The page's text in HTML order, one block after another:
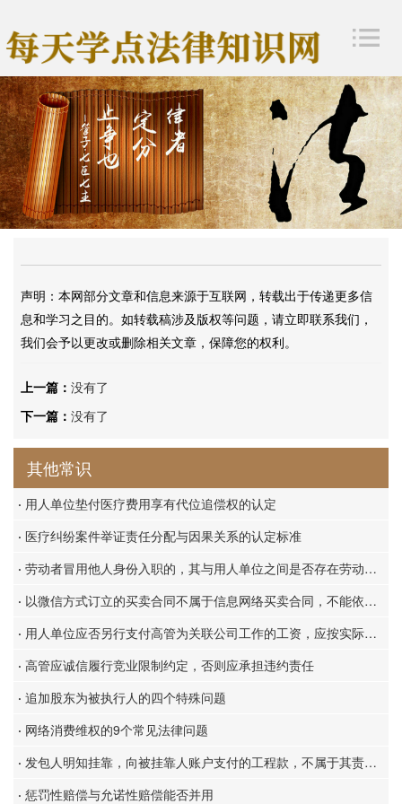
声明：本网部分文章和信息来源于互联网，转载出于传递更多信
息和学习之目的。如转载稿涉及版权等问题，请立即联系我们，
我们会予以更改或删除相关文章，保障您的权利。
上一篇：没有了
下一篇：没有了
其他常识
· 用人单位垫付医疗费用享有代位追偿权的认定
· 医疗纠纷案件举证责任分配与因果关系的认定标准
· 劳动者冒用他人身份入职的，其与用人单位之间是否存在劳动关系？
· 以微信方式订立的买卖合同不属于信息网络买卖合同，不能依据《民诉法解释》第20条确定管辖法院
· 用人单位应否另行支付高管为关联公司工作的工资，应按实际履行原则加以认定
· 高管应诚信履行竞业限制约定，否则应承担违约责任
· 追加股东为被执行人的四个特殊问题
· 网络消费维权的9个常见法律问题
· 发包人明知挂靠，向被挂靠人账户支付的工程款，不属于其责任财产范围，挂靠人工程款请求权可以排除其他债权人的强制执行
· 惩罚性赔偿与允诺性赔偿能否并用